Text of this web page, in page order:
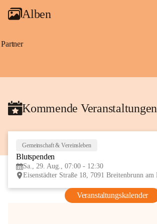
Alben
Partner
Kommende Veranstaltungen
Gemeinschaft & Vereinsleben
Blutspenden
Sa., 29. Aug., 07:00 - 12:30
Veranstaltungskalender